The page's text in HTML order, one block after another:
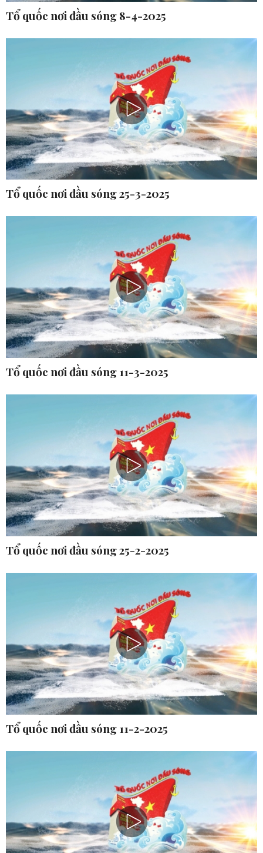
Tổ quốc nơi đầu sóng 8-4-2025
Tổ quốc nơi đầu sóng 25-3-2025
Tổ quốc nơi đầu sóng 11-3-2025
Tổ quốc nơi đầu sóng 25-2-2025
Tổ quốc nơi đầu sóng 11-2-2025